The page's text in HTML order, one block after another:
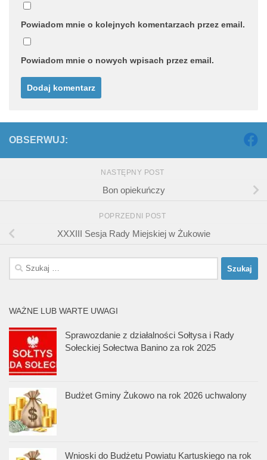
Powiadom mnie o kolejnych komentarzach przez email.
Powiadom mnie o nowych wpisach przez email.
OBSERWUJ:
NASTĘPNY POST
Bon opiekuńczy
POPRZEDNI POST
XXXIII Sesja Rady Miejskiej w Żukowie
Szukaj:
WAŻNE LUB WARTE UWAGI
Sprawozdanie z działalności Sołtysa i Rady
Sołeckiej Sołectwa Banino za rok 2025
Budżet Gminy Żukowo na rok 2026 uchwalony
Wnioski do Budżetu Powiatu Kartuskiego na rok